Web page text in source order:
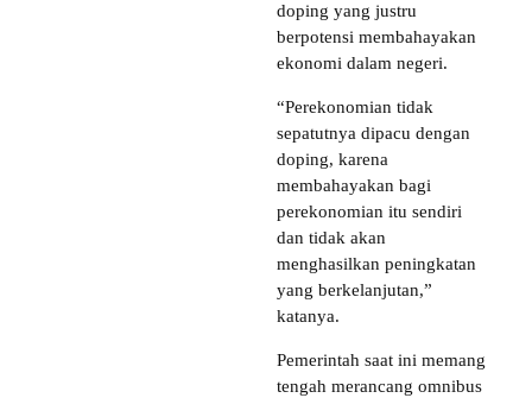
doping yang justru
berpotensi membahayakan
ekonomi dalam negeri.
“Perekonomian tidak
sepatutnya dipacu dengan
doping, karena
membahayakan bagi
perekonomian itu sendiri
dan tidak akan
menghasilkan peningkatan
yang berkelanjutan,”
katanya.
Pemerintah saat ini memang
tengah merancang omnibus